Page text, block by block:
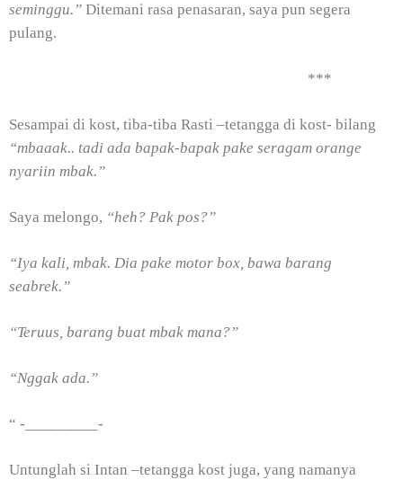
seminggu.” Ditemani rasa penasaran, saya pun segera
pulang.
***
Sesampai di kost, tiba-tiba Rasti –tetangga di kost- bilang
“mbaaak.. tadi ada bapak-bapak pake seragam orange
nyariin mbak.”
Saya melongo, “heh? Pak pos?”
“Iya kali, mbak. Dia pake motor box, bawa barang
seabrek.”
“Teruus, barang buat mbak mana?”
“Nggak ada.”
“ -_________-
Untunglah si Intan –tetangga kost juga, yang namanya